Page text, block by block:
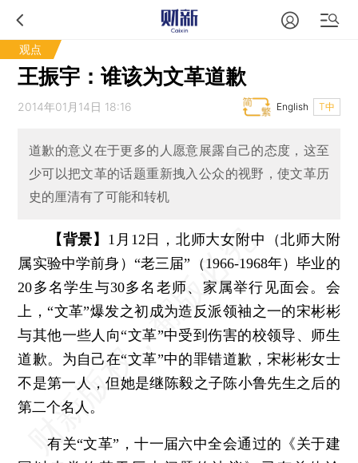
观点
王振宇：谁该为文革道歉
2014年01月14日 18:16 T中
English
道歉的意义在于更多的人愿意展露自己的态度，这至
少可以把文革的话题重新拽入公众的视野，使文革历
史的厘清有了可能和转机
【背景】 1月12日，北师大女附中（北师大附
属实验中学前身）“老三届”（1966-1968年）毕业的
20多名学生与30多名老师、家属举行见面会。会
上，“文革”爆发之初成为造反派领袖之一的宋彬彬
与其他一些人向“文革”中受到伤害的校领导、师生
道歉。为自己在“文革”中的罪错道歉，宋彬彬女士
不是第一人，但她是继陈毅之子陈小鲁先生之后的
第二个名人。
有关“文革”，十一届六中全会通过的《关于建